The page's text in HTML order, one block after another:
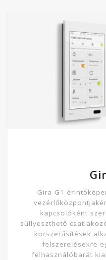
Gira G1
kapcsolóként
süllyeszthető
korszerűsítések
felszerelésekre
felhasználóbarát